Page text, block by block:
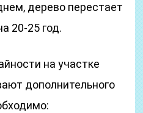
дерево перестает
20-25 год.
на участке
дополнительного